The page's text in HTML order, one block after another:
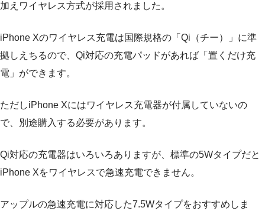
加えワイヤレス方式が採用されました。
iPhone Xのワイヤレス充電は国際規格の「Qi（チー）」に準
拠しえちるので、Qi対応の充電パッドがあれば「置くだけ充
電」ができます。
ただしiPhone Xにはワイヤレス充電器が付属していないの
で、別途購入する必要があります。
Qi対応の充電器はいろいろありますが、標準の5Wタイプだと
iPhone Xをワイヤレスで急速充電できません。
アップルの急速充電に対応した7.5Wタイプをおすすめしま